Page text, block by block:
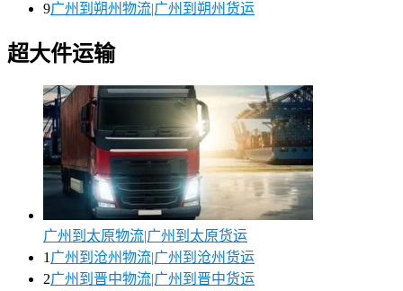
9广州到朔州物流|广州到朔州货运
超大件运输
广州到太原物流|广州到太原货运
1 广州到沧州物流|广州到沧州货运
2广州到晋中物流|广州到晋中货运